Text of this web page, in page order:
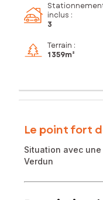
inclus :
3
Terrain :
1 359m²
Le point fort
Situation avec
Verdun